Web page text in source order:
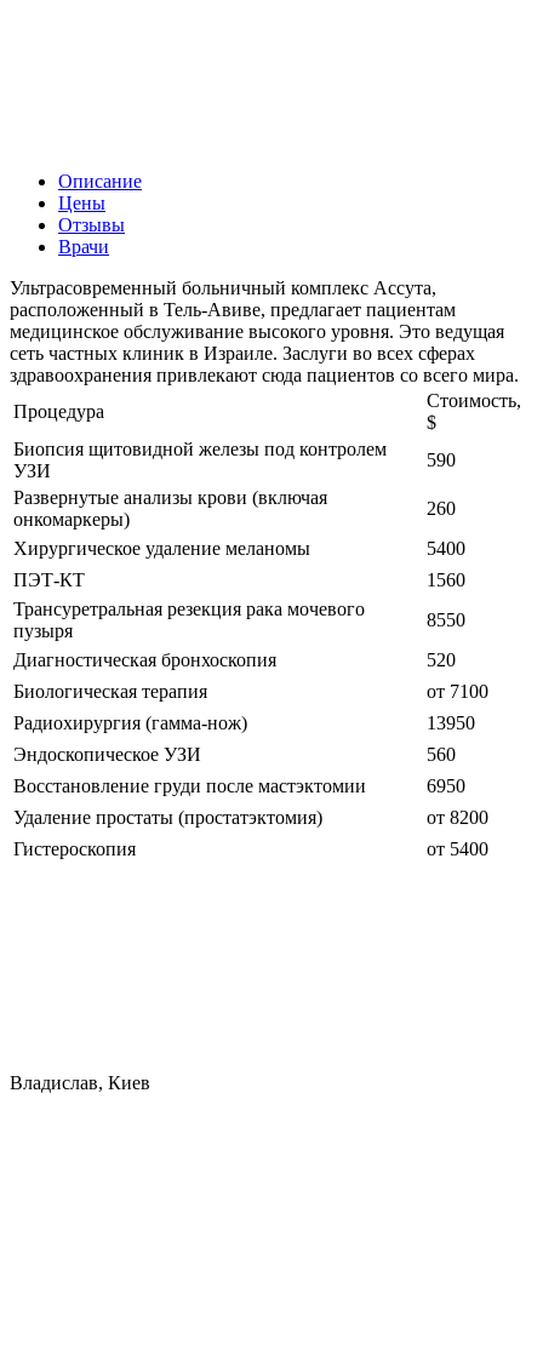
Описание
Цены
Отзывы
Врачи
Ультрасовременный больничный комплекс Ассута,
расположенный в Тель-Авиве, предлагает пациентам
медицинское обслуживание высокого уровня. Это ведущая
сеть частных клиник в Израиле. Заслуги во всех сферах
здравоохранения привлекают сюда пациентов со всего мира.
Процедура
Стоимость,
$
Биопсия щитовидной железы под контролем
УЗИ
590
Развернутые анализы крови (включая
онкомаркеры)
260
Хирургическое удаление меланомы
5400
ПЭТ-КТ
1560
Трансуретральная резекция рака мочевого
пузыря
8550
Диагностическая бронхоскопия
520
Биологическая терапия
от 7100
Радиохирургия (гамма-нож)
13950
Эндоскопическое УЗИ
560
Восстановление груди после мастэктомии
6950
Удаление простаты (простатэктомия)
от 8200
Гистероскопия
от 5400
Владислав, Киев